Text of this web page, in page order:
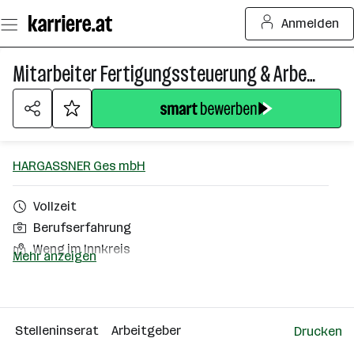
Seiteninhalt
springen
Anmelden
Mitarbeiter Fertigungssteuerung & Arbeitsvorbereitung (m/w/d)
HARGASSNER Ges mbH
Vollzeit
Berufserfahrung
Weng im Innkreis
501+ Mitarbeiter*innen
Mehr anzeigen
Stelleninserat Arbeitgeber Drucken